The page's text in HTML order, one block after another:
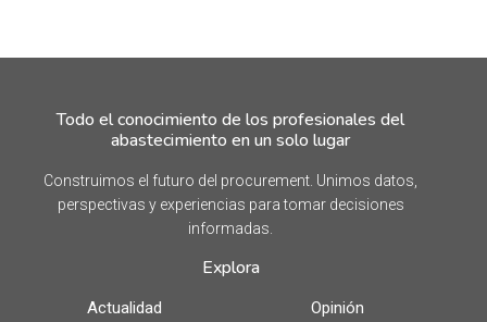
Todo el conocimiento de los profesionales del
abastecimiento en un solo lugar
Construimos el futuro del procurement. Unimos datos,
perspectivas y experiencias para tomar decisiones
informadas.
Explora
Actualidad
Opinión